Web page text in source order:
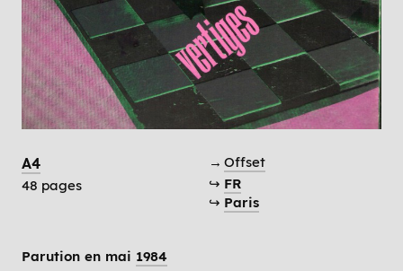
A4
48 pages
→ Offset
↪ FR
↪ Paris
Parution en mai 1984